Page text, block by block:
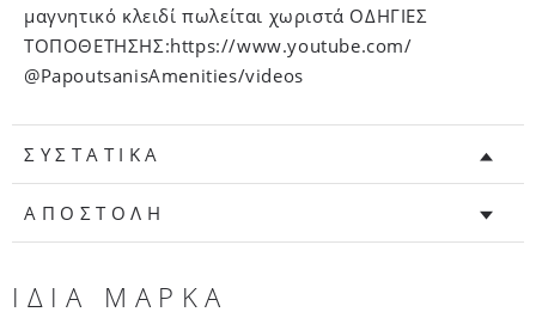
μαγνητικό κλειδί πωλείται χωριστά ΟΔΗΓΙΕΣ
ΤΟΠΟΘΕΤΗΣΗΣ:https://www.youtube.com/
@PapoutsanisAmenities/videos
ΣΥΣΤΑΤΙΚΑ
ΑΠΟΣΤΟΛΗ
ΙΔΙΑ ΜΑΡΚΑ